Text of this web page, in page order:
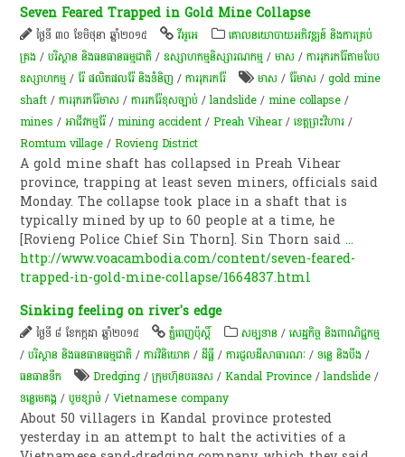
Seven Feared Trapped in Gold Mine Collapse
ថ្ងៃទី ៣០ ខែមិថុនា ឆ្នាំ២០១៥ វីអូអេ
គោលនយោបាយ​អភិវឌ្ឍន៍​ និង​ការ​គ្រប់
គ្រង​ /បរិស្ថាន និងធនធានធម្មជាតិ /ឧស្សាហកម្មនិស្សារណកម្ម /មាស /ការរុករករ៉ែតាមបែប
ឧស្សាហកម្ម /រ៉ែ ផលិតផលរ៉ែ និងទំនិញ /ការរុករករ៉ែ មាស /រ៉ែមាស /gold mine
shaft /ការរុករករ៉ែមាស /ការរករ៉ែខុសច្បាប់ /landslide /mine collapse /
mines /អាជីវកម្ម​រ៉ែ​ /mining accident /Preah Vihear/ខេត្តព្រះវិហារ /
Romtum village /Rovieng District
A gold mine shaft has collapsed in Preah Vihear
province, trapping at least seven miners, officials said
Monday. The collapse took place in a shaft that is
typically mined by up to 60 people at a time, he
[Rovieng Police Chief Sin Thorn]. Sin Thorn said...
http://www.voacambodia.com/content/seven-feared-
trapped-in-gold-mine-collapse/1664837.html
Sinking feeling on river's edge
ថ្ងៃទី ៨ ខែកក្កដា ឆ្នាំ២០១៥ ភ្នំពេញប៉ុស្តិ៍ សម្បទាន /សេដ្ឋកិច្ច និងពាណិជ្ជកម្ម
/បរិស្ថាន និងធនធានធម្មជាតិ /ការវិនិយោគ /ដីធ្លី /ការជួលដីសាធារណៈ /ទន្លេ និងបឹង /
ធនធាន​ទឹក​
Dredging /ក្រុមហ៊ុនបរទេស /Kandal Province /landslide /
ទន្លេមេគង្គ /បូមខ្សាច់ /Vietnamese company
About 50 villagers in Kandal province protested
yesterday in an attempt to halt the activities of a